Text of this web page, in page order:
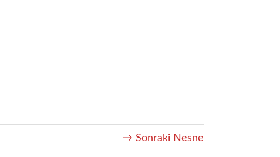
→ Sonraki Nesne